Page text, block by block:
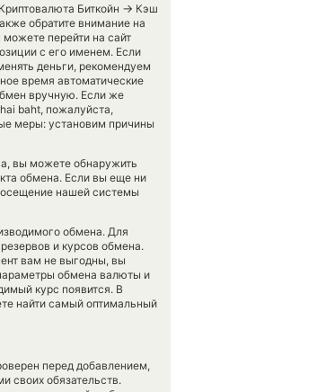
Биткойн → Кэш
обратите внимание на
перейти на сайт
с его именем. Если
деньги, рекомендуем
время автоматические
вручную. Если же
baht, пожалуйста,
меры: установим причины
вы можете обнаружить
обмена. Если вы еще ни
нашей системы
обмена. Для
резервов и курсов обмена.
вам не выгодны, вы
обмена валюты и
курс появится. В
найти самый оптимальный
перед добавлением,
своих обязательств.